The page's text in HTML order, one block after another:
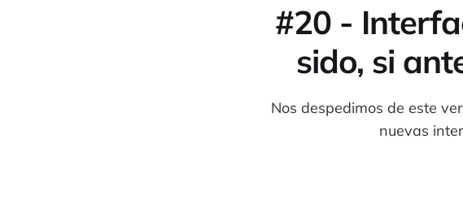
#20 -
sido, si
Nos despedimos de este
nuevas